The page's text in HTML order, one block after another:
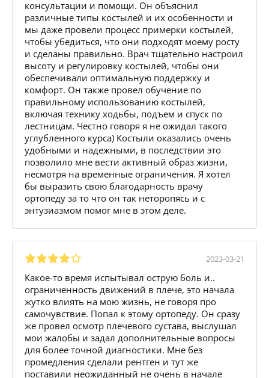
консультации и помощи. Он объяснил
различные типы костылей и их особенности и
мы даже провели процесс примерки костылей,
чтобы убедиться, что они подходят моему росту
и сделаны правильно. Врач тщательно настроил
высоту и регулировку костылей, чтобы они
обеспечивали оптимальную поддержку и
комфорт. Он также провел обучение по
правильному использованию костылей,
включая технику ходьбы, подъем и спуск по
лестницам. Честно говоря я не ожидал такого
углубленного курса) Костыли оказались очень
удобными и надежными, в последствии это
позволило мне вести активный образ жизни,
несмотря на временные ограничения. Я хотел
бы выразить свою благодарность врачу
ортопеду за то что он так неторопясь и с
энтузиазмом помог мне в этом деле.
2023-03-21
Какое-то время испытывал острую боль и..
ограниченность движений в плече, это начала
жутко влиять на мою жизнь, не говоря про
самочувствие. Попал к этому ортопеду. Он сразу
же провел осмотр плечевого сустава, выслушал
мои жалобы и задал дополнительные вопросы
для более точной диагностики. Мне без
промедления сделали рентген и тут же
поставили неожиданный не очень в начале